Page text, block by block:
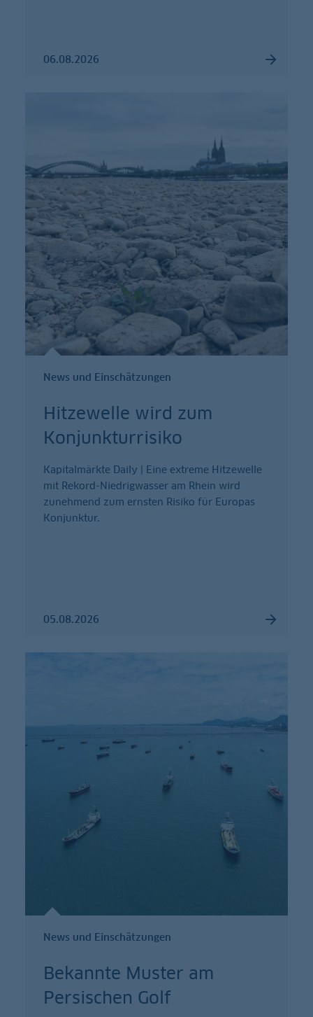
06.08.2026
News und Einschätzungen
Hitzewelle wird zum
Konjunkturrisiko
Kapitalmärkte Daily | Eine extreme Hitzewelle
mit Rekord-Niedrigwasser am Rhein wird
zunehmend zum ernsten Risiko für Europas
Konjunktur.
05.08.2026
News und Einschätzungen
Bekannte Muster am
Persischen Golf